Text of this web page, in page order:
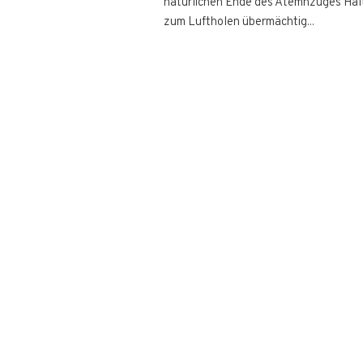
zum Luftholen übermächtig...